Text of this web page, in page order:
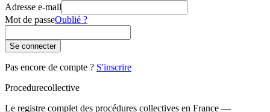
Adresse e-mail
Mot de passeOublié ?
Se connecter
Pas encore de compte ? S'inscrire
Procedurecollective
Le registre complet des procédures collectives en France —